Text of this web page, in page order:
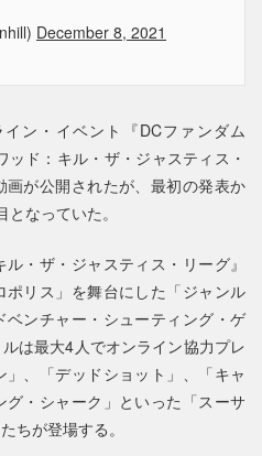
December 8, 2021
ン・イベント『DCファンダム
ド：キル・ザ・ジャスティス・
画が公開されたが、最初の発表か
なっていた。
・ザ・ジャスティス・リーグ』
リス」を舞台にした「ジャンル
ンチャー・シューティング・ゲ
は最大4人でオンライン協力プレ
、「デッドショット」、「キャ
・シャーク」といった「スーサ
ちが登場する。